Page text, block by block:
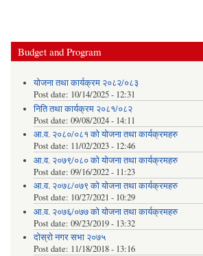
Budget and Program
योजना तथा कार्यक्रम २०८२/०८३
Post date: 10/14/2025 - 12:31
निति तथा कार्यक्रम २०८१/०८२
Post date: 09/08/2024 - 14:11
आ.व. २०८०/०८१ को योजना तथा कार्यक्रमहरु
Post date: 11/02/2023 - 12:46
आ.व. २०७९/०८० को योजना तथा कार्यक्रमहरु
Post date: 09/16/2022 - 11:23
आ.व. २०७८/०७९ को योजना तथा कार्यक्रमहरु
Post date: 10/27/2021 - 10:29
आ.व. २०७६/०७७ को योजना तथा कार्यक्रमहरु
Post date: 09/23/2019 - 13:32
दोस्रो नगर सभा २०७५
Post date: 11/18/2018 - 13:16